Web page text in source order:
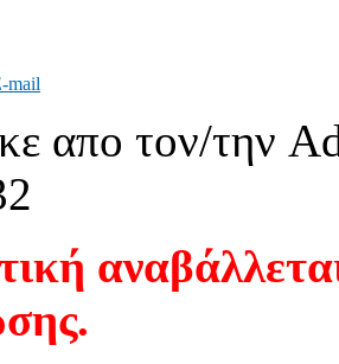
απο τον/την